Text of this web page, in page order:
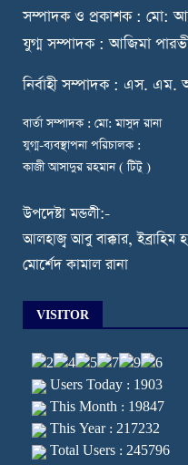
সম্পাদক ও প্রকাশক : মো:
যুগ্ম সম্পাদক : আজিমা
নির্বাহী সম্পাদক : এস. এম.
বার্তা সম্পাদক : মো: মাসুদ রানা
যুগ্ম-ব্যবস্থাপনা পরিচালক :
কাজী আসাদুর রহমান ( টিটু )
উপদেষ্টা মন্ডলী:-
আলহাজ্ব আবু বাক্কার,
মোর্শেদ কামাল রানা
VISITOR
Users Today : 1903
This Month : 19847
This Year : 217232
Total Users : 245796